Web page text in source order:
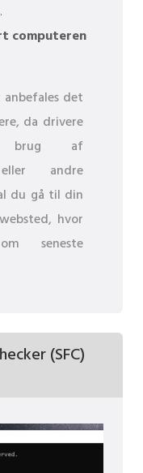
.
computeren
det
da drivere
brug af
eller andre
du gå til din
hvor
seneste
(SFC)